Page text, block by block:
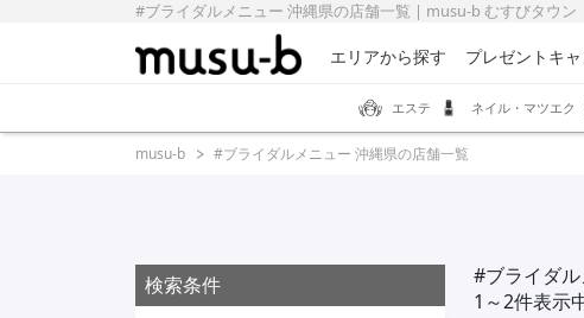
#ブライダルメニュー 沖縄県の店舗一覧 | musu-b むすびタウン
エリアから探す プレゼントキ
エステ ネイル・マツエク
musu-b #ブライダルメニュー 沖縄県の店舗一覧
検索条件
#ブライダ
1～2件表示